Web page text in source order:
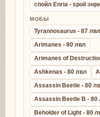
спойл Enria - spoil
МОБЫ
Tyrannosaurus - 87 лвл
Arimanes - 80 лвл
Arimanes of
Ashkenas - 80 лвл
Assassin Beetle - 80
Assassin Beetle B - 80
Beholder of Light - 80